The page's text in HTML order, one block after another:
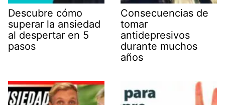
Descubre cómo
superar la ansiedad
al despertar en 5
pasos
Consecuencias de
tomar
antidepresivos
durante muchos
años